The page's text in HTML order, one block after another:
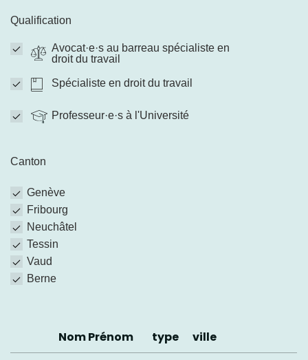
Qualification
Avocat·e·s au barreau spécialiste en
droit du travail
Spécialiste en droit du travail
Professeur·e·s à l'Université
Canton
Genève
Fribourg
Neuchâtel
Tessin
Vaud
Berne
Nom Prénom type ville